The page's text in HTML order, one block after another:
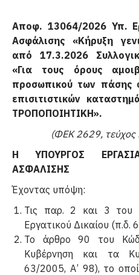
Αποφ. 13064/2026 Υπ.
Ασφάλισης «Κήρυξη
από 17.3.2026
«Για τους όρους
προσωπικού των πάσης
επισιτιστικών
ΤΡΟΠΟΠΟΙΗΤΙΚΗ».
(ΦΕΚ 2629,
Η ΥΠΟΥΡΓΟΣ
ΑΣΦΑΛΙΣΗΣ
Έχοντας υπόψη:
Τις παρ. 2 και 3 του
Εργατικού Δικαίου (π.δ.
Το άρθρο 90 του
Κυβέρνηση και τα
63/2005, Α’ 98), το